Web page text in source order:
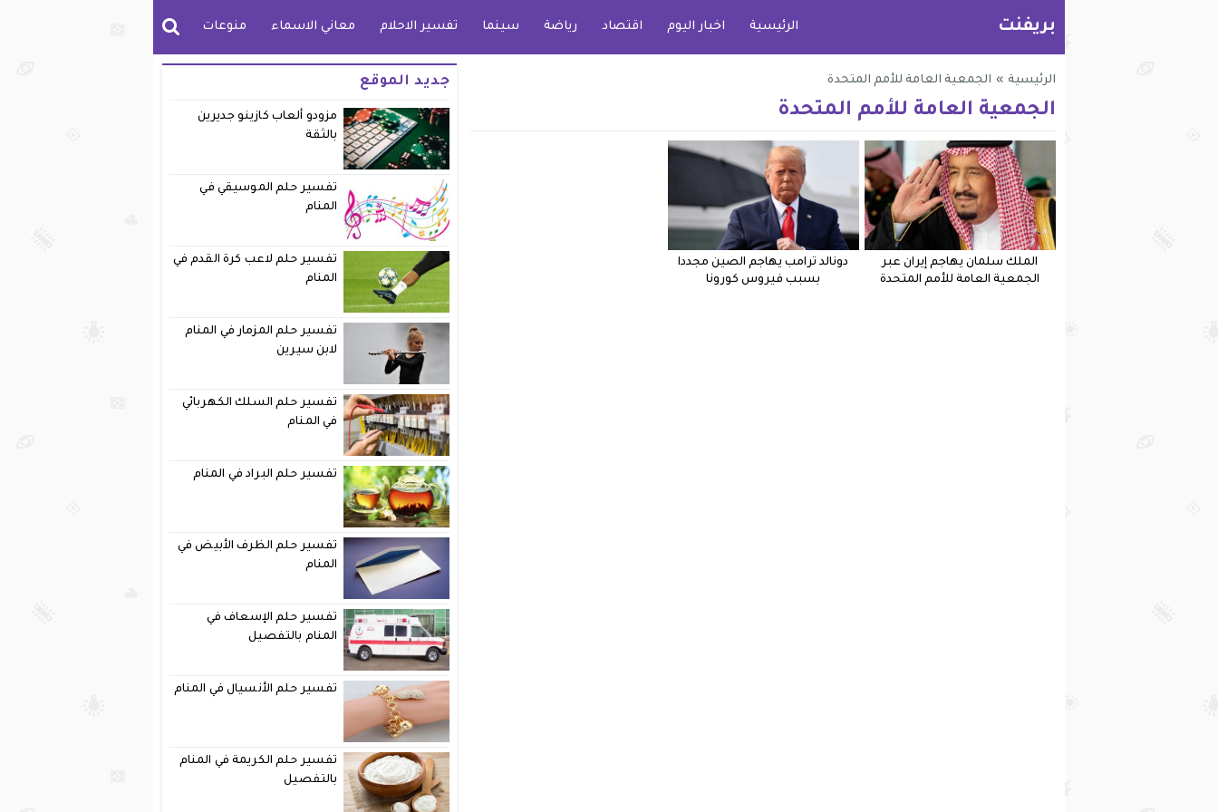
بريفنت الرئيسية اخبار اليوم اقتصاد رياضة سينما تفسير الاحلام معاني الاسماء منوعات
الرئيسية » الجمعية العامة للأمم المتحدة
الجمعية العامة للأمم المتحدة
الملك سلمان يهاجم إيران عبر
الجمعية العامة للأمم المتحدة
دونالد ترامب يهاجم الصين مجددا
بسبب فيروس كورونا
جديد الموقع
مزودو ألعاب كازينو جديرين
بالثقة
تفسير حلم الموسيقي في
المنام
تفسير حلم لاعب كرة القدم في
المنام
تفسير حلم المزمار في المنام
لابن سيرين
تفسير حلم السلك الكهربائي
في المنام
تفسير حلم البراد في المنام
تفسير حلم الظرف الأبيض في
المنام
تفسير حلم الإسعاف في
المنام بالتفصيل
تفسير حلم الأنسيال في المنام
تفسير حلم الكريمة في المنام
بالتفصيل